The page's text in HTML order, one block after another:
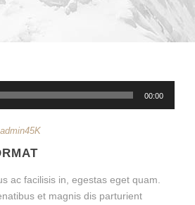
00:00
ac facilisis in, egestas eget quam.
et magnis dis parturient